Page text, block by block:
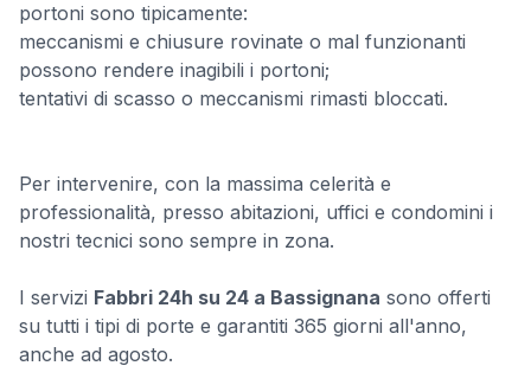
portoni sono tipicamente:
meccanismi e chiusure rovinate o mal funzionanti
possono rendere inagibili i portoni;
tentativi di scasso o meccanismi rimasti bloccati.
Per intervenire, con la massima celerità e
professionalità, presso abitazioni, uffici e condomini i
nostri tecnici sono sempre in zona.
I servizi Fabbri 24h su 24 a Bassignana sono offerti
su tutti i tipi di porte e garantiti 365 giorni all'anno,
anche ad agosto.